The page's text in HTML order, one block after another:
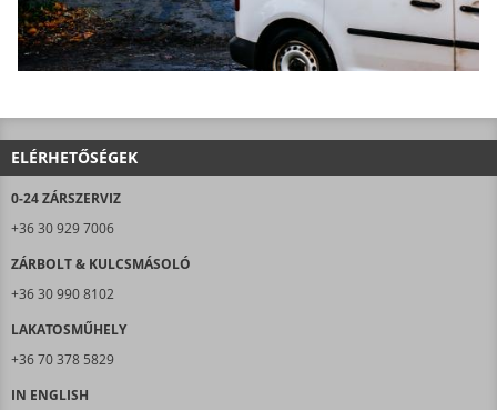
ELÉRHETŐSÉGEK
0-24 ZÁRSZERVIZ
+36 30 929 7006
ZÁRBOLT & KULCSMÁSOLÓ
+36 30 990 8102
LAKATOSMŰHELY
+36 70 378 5829
IN ENGLISH